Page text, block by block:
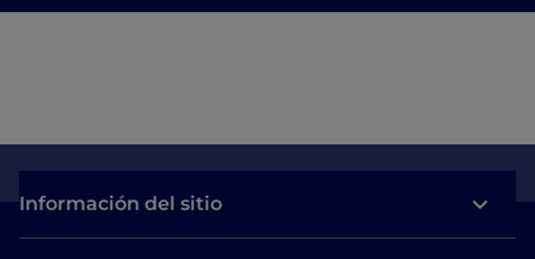
Información del sitio